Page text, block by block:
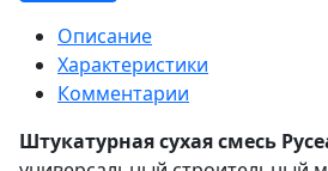
Описание
Характеристики
Комментарии
Штукатурная сухая смесь